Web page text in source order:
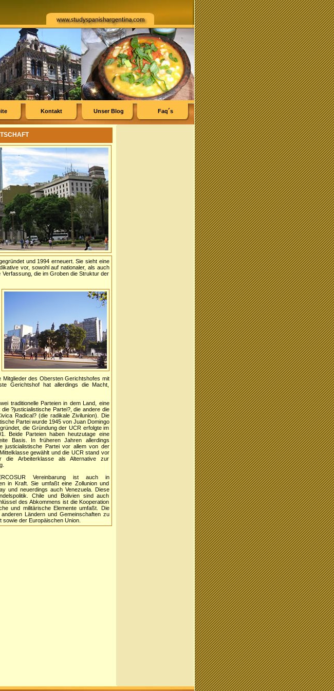
Faq´s
Unser Blog
Kontakt
und 1994 erneuert. Sie sieht eine
vor, sowohl auf nationaler, als auch
die im Groben die Struktur der
Mitglieder des Obersten Gerichtshofes mit
Gerichtshof hat allerdings die Macht,
traditionelle Parteien in dem Land, eine
die ?justicialistische Partei?, die andere die
Radical? (die radikale Zivilunion). Die
Partei wurde 1945 von Juan Domingo
die Gründung der UCR erfolgte im
Beide Parteien haben heutzutage eine
Basis. In früheren Jahren allerdings
justicialistische Partei vor allem von der
gewählt und die UCR stand vor
die Arbeiterklasse als Alternative zur
Vereinbarung ist auch in
in Kraft. Sie umfaßt eine Zollunion und
und neuerdings auch Venezuela. Diese
Chile und Bolivien sind auch
des Abkommens ist die Kooperation
und militärische Elemente umfaßt. Die
Ländern und Gemeinschaften zu
der Europäischen Union.